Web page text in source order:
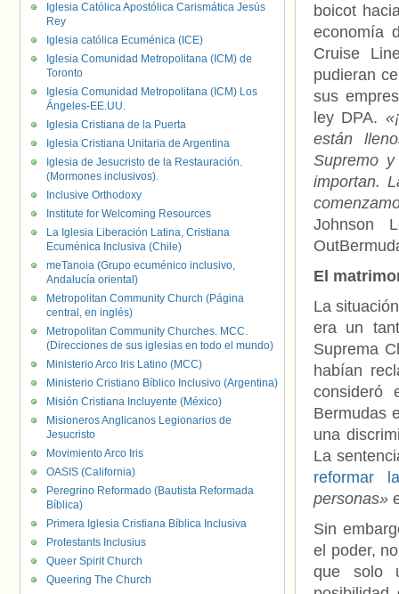
boicot
economía
Cruise
pudieran
sus
ley DPA.
están
Supremo
importan.
Johnson
El
La
era un
Suprema
habían
consideró
Bermudas
una
La
reformar
personas»
Sin
el poder,
que solo
Iglesia Católica Apostólica Carismática Jesús
Rey
Iglesia católica Ecuménica (ICE)
Iglesia Comunidad Metropolitana (ICM) de
Toronto
Iglesia Comunidad Metropolitana (ICM) Los
Ángeles-EE.UU.
Iglesia Cristiana de la Puerta
Iglesia Cristiana Unitaria de Argentina
Iglesia de Jesucristo de la Restauración.
(Mormones inclusivos).
Inclusive Orthodoxy
Institute for Welcoming Resources
La Iglesia Liberación Latina, Cristiana
Ecuménica Inclusiva (Chile)
meTanoia (Grupo ecuménico inclusivo,
Andalucía oriental)
Metropolitan Community Church (Página
central, en inglés)
Metropolitan Community Churches. MCC.
(Direcciones de sus iglesias en todo el mundo)
Ministerio Arco Iris Latino (MCC)
Ministerio Cristiano Bíblico Inclusivo (Argentina)
Misión Cristiana Incluyente (México)
Misioneros Anglicanos Legionarios de
Jesucristo
Movimiento Arco Iris
OASIS (California)
Peregrino Reformado (Bautista Reformada
Bíblica)
Primera Iglesia Cristiana Bíblica Inclusiva
Protestants Inclusius
Queer Spirit Church
Queering The Church